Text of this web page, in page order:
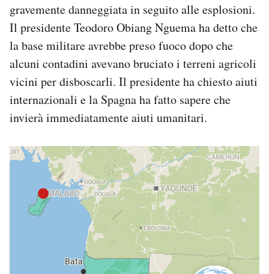
gravemente danneggiata in seguito alle esplosioni.
Il presidente Teodoro Obiang Nguema ha detto che
la base militare avrebbe preso fuoco dopo che
alcuni contadini avevano bruciato i terreni agricoli
vicini per disboscarli. Il presidente ha chiesto aiuti
internazionali e la Spagna ha fatto sapere che
invierà immediatamente aiuti umanitari.